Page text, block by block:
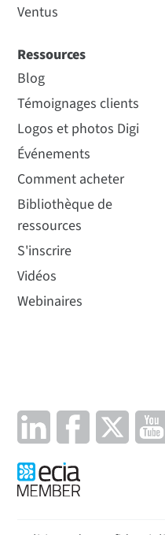
Ventus
Ressources
Blog
Témoignages clients
Logos et photos Digi
Événements
Comment acheter
Bibliothèque de
ressources
S'inscrire
Vidéos
Webinaires